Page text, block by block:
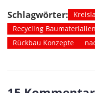
Schlagwörter:
Recycling Baumaterialien
Rückbau Konzepte